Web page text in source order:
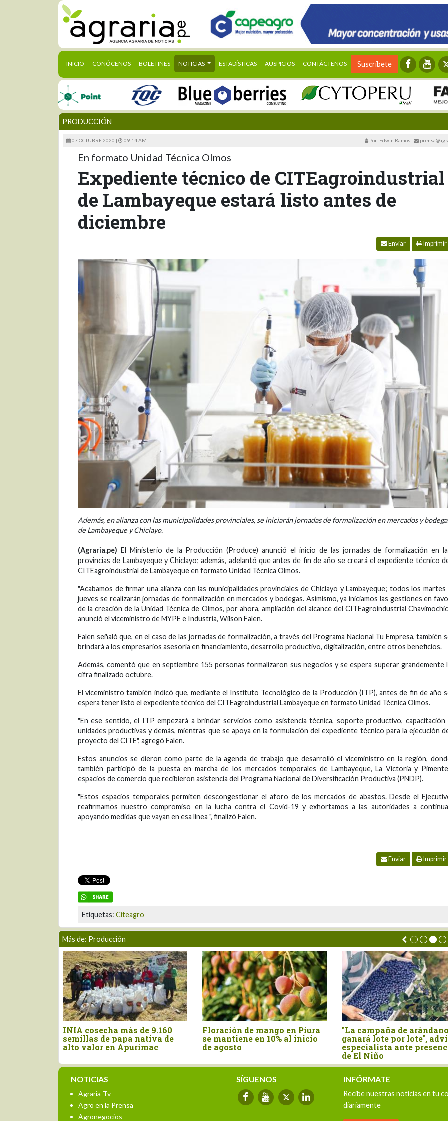
INICIO (CURRENT)
CONÓCENOS BOLETINES NOTICIAS ESTADÍSTICAS AUSPICIOS CONTÁCTENOS Suscríbete
PRODUCCIÓN
07 OCTUBRE 2020 | 09:14 AM Por: Edwin Ramos |
En formato Unidad Técnica Olmos
Expediente técnico de CITEagroindustrial
de Lambayeque estará listo antes de
diciembre
Enviar Imprimir
Además, en alianza con las municipalidades provinciales, se iniciarán jornadas de formalización en mercados y
de Lambayeque y Chiclayo.
(Agraria.pe) El Ministerio de la Producción (Produce) anunció el inicio de las jornadas de formalización en
provincias de Lambayeque y Chiclayo; además, adelantó que antes de fin de año se creará el expediente técnico
CITEagroindustrial de Lambayeque en formato Unidad Técnica Olmos.
"Acabamos de firmar una alianza con las municipalidades provinciales de Chiclayo y Lambayeque; todos los martes
jueves se realizarán jornadas de formalización en mercados y bodegas. Asimismo, ya iniciamos las gestiones en
de la creación de la Unidad Técnica de Olmos, por ahora, ampliación del alcance del CITEagroindustrial
anunció el viceministro de MYPE e Industria, Wilson Falen.
Falen señaló que, en el caso de las jornadas de formalización, a través del Programa Nacional Tu Empresa, también
brindará a los empresarios asesoría en financiamiento, desarrollo productivo, digitalización, entre otros beneficios.
Además, comentó que en septiembre 155 personas formalizaron sus negocios y se espera superar grandemente
cifra finalizado octubre.
El viceministro también indicó que, mediante el Instituto Tecnológico de la Producción (ITP), antes de fin de año
espera tener listo el expediente técnico del CITEagroindustrial Lambayeque en formato Unidad Técnica Olmos.
"En ese sentido, el ITP empezará a brindar servicios como asistencia técnica, soporte productivo, capacitación
unidades productivas y demás, mientras que se apoya en la formulación del expediente técnico para la ejecución
proyecto del CITE", agregó Falen.
Estos anuncios se dieron como parte de la agenda de trabajo que desarrolló el viceministro en la región,
también participó de la puesta en marcha de los mercados temporales de Lambayeque, La Victoria y
espacios de comercio que recibieron asistencia del Programa Nacional de Diversificación Productiva (PNDP).
"Estos espacios temporales permiten descongestionar el aforo de los mercados de abastos. Desde el
reafirmamos nuestro compromiso en la lucha contra el Covid-19 y exhortamos a las autoridades a
apoyando medidas que vayan en esa línea ", finalizó Falen.
Enviar Imprimir
Etiquetas: Citeagro
Más de: Producción
INIA cosecha más de 9.160
semillas de papa nativa de
alto valor en Apurímac
Floración de mango en Piura
se mantiene en 10% al inicio
de agosto
"La campaña de arándano se
ganará lote por lote",
especialista ante presencia
de El Niño
NOTICIAS
Agraria-Tv
Agro en la Prensa
Agronegocios
SÍGUENOS INFÓRMATE
Recibe nuestras noticias en tu
diariamente